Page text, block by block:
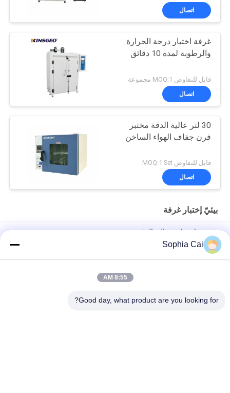
اتصال
غرفة اختبار درجة الحرارة
والرطوبة لمدة 10 دقائق
قابل للتفاوض MOQ:1 مجموعة
اتصال
30 لتر عالية الدقة مختبر
فرن جفاف الهواء الساخن
قابل للتفاوض MOQ:1 Set
اتصال
بيئيّ إختبار غرفة
فرن هواء ساخن عالي الدقة
الفولاذ المقاوم للصدأ ، ودقة ± 0.3 °C
Sophia Cai
8:55 AM
Good day, what product are you looking for?